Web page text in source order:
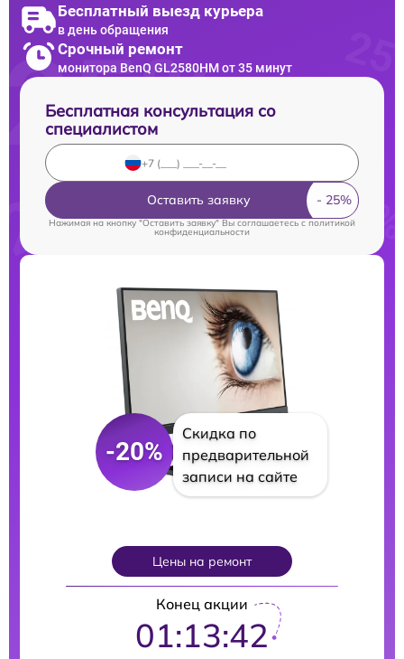
Бесплатный выезд курьера
в день обращения
Срочный ремонт
монитора BenQ GL2580HM от 35 минут
Бесплатная консультация со
специалистом
Оставить заявку
Нажимая на кнопку "Оставить заявку" Вы соглашаетесь cполитикой
конфиденциальности
-20%
Скидка по
предварительной
записи на сайте
Цены на ремонт
Конец акции
01:13:41